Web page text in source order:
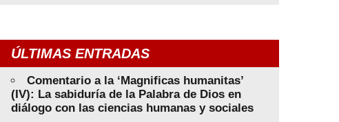
ÚLTIMAS ENTRADAS
Comentario a la ‘Magnificas humanitas’
(IV): La sabiduría de la Palabra de Dios en
diálogo con las ciencias humanas y sociales